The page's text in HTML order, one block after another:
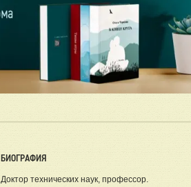
БИОГРАФИЯ
Доктор технических наук, профессор.